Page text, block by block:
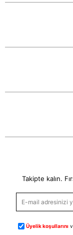
Takipte kalın.
Üyelik koşullarını